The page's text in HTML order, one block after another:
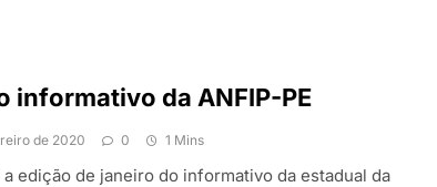
informativo da ANFIP-PE
de 2020 0 1 Mins
a edição de janeiro do informativo da estadual da